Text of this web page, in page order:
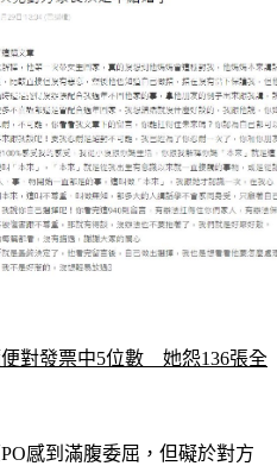
對發票中5位數　她怨136張全
感到滿腹委屈，但礙於對方